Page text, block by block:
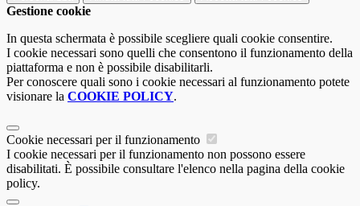
Gestione cookie
In questa schermata è possibile scegliere quali cookie consentire.
I cookie necessari sono quelli che consentono il funzionamento della
piattaforma e non è possibile disabilitarli.
Per conoscere quali sono i cookie necessari al funzionamento potete
visionare la COOKIE POLICY.
Cookie necessari per il funzionamento
I cookie necessari per il funzionamento non possono essere
disabilitati. È possibile consultare l'elenco nella pagina della cookie
policy.